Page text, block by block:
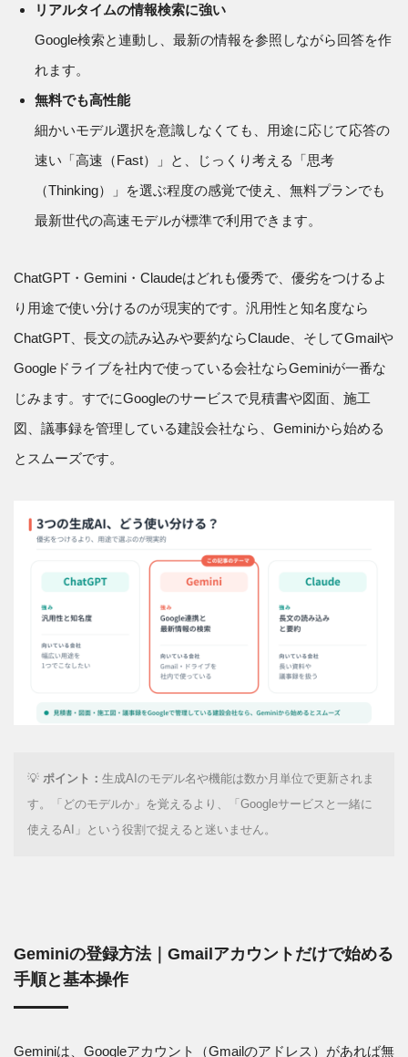
リアルタイムの情報検索に強い
Google検索と連動し、最新の情報を参照しながら回答を作
れます。
無料でも高性能
細かいモデル選択を意識しなくても、用途に応じて応答の
速い「高速（Fast）」と、じっくり考える「思考
（Thinking）」を選ぶ程度の感覚で使え、無料プランでも
最新世代の高速モデルが標準で利用できます。
ChatGPT・Gemini・Claudeはどれも優秀で、優劣をつけるよ
り用途で使い分けるのが現実的です。汎用性と知名度なら
ChatGPT、長文の読み込みや要約ならClaude、そしてGmailや
Googleドライブを社内で使っている会社ならGeminiが一番な
じみます。すでにGoogleのサービスで見積書や図面、施工
図、議事録を管理している建設会社なら、Geminiから始める
とスムーズです。
💡 ポイント： 生成AIのモデル名や機能は数か月単位で更新されま
す。「どのモデルか」を覚えるより、「Googleサービスと一緒に
使えるAI」という役割で捉えると迷いません。
Geminiの登録方法｜Gmailアカウントだけで始める
手順と基本操作
Geminiは、Googleアカウント（Gmailのアドレス）があれば無